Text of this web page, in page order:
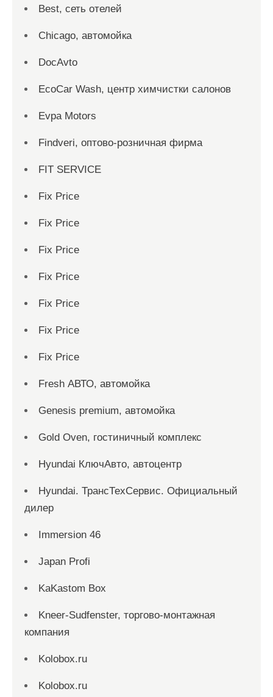
Best, сеть отелей
Chicago, автомойка
DocAvto
EcoCar Wash, центр химчистки салонов
Evpa Motors
Findveri, оптово-розничная фирма
FIT SERVICE
Fix Price
Fix Price
Fix Price
Fix Price
Fix Price
Fix Price
Fix Price
Fresh АВТО, автомойка
Genesis premium, автомойка
Gold Oven, гостиничный комплекс
Hyundai КлючАвто, автоцентр
Hyundai. ТрансТехСервис. Официальный
дилер
Immersion 46
Japan Profi
KaKastom Box
Kneer-Sudfenster, торгово-монтажная
компания
Kolobox.ru
Kolobox.ru